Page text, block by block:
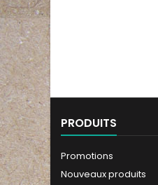
PRODUITS
Promotions
Nouveaux produits